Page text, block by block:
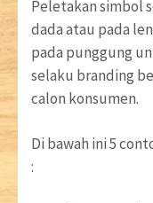
Peletakan simbol
dada atau pada
pada punggung
selaku branding
calon konsumen.
Di bawah ini 5
: